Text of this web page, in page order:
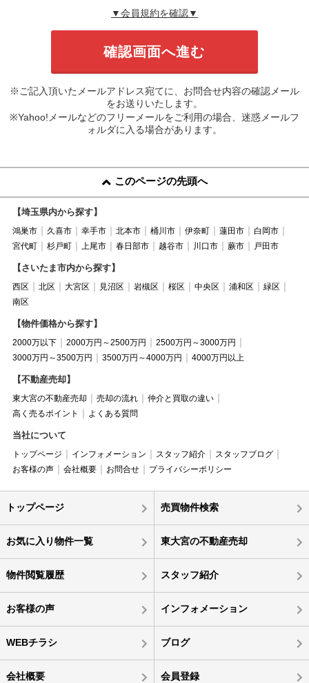
▼会員規約を確認▼
※ご記入頂いたメールアドレス宛てに、お問合せ内容の確認メール
をお送りいたします。
※Yahoo!メールなどのフリーメールをご利用の場合、迷惑メールフ
ォルダに入る場合があります。
このページの先頭へ
【埼玉県内から探す】
鴻巣市 久喜市 幸手市 北本市 桶川市 伊奈町 蓮田市
白岡市
宮代町
杉戸町 上尾市 春日部市 越谷市 川口市 蕨市 戸田市
【さいたま市内から探す】
西区 北区 大宮区 見沼区 岩槻区 桜区 中央区 浦和区
緑区
南区
【物件価格から探す】
2000万以下 2000万円～2500万円
2500万円～3000万円
3000万円～3500万円
3500万円～4000万円 4000万円以上
【不動産売却】
東大宮の不動産売却 売却の流れ
仲介と買取の違い
高く売るポイント
よくある質問
当社について
トップページ インフォメーション スタッフ紹介
スタッフブログ
お客様の声
会社概要 お問合せ プライバシーポリシー
トップページ 売買物件検索
お気に入り物件一覧 東大宮の不動産売却
物件閲覧履歴 スタッフ紹介
お客様の声 インフォメーション
WEBチラシ ブログ
会社概要 会員登録